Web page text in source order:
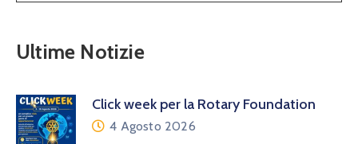
Ultime Notizie
Click week per la Rotary Foundation
4 Agosto 2026